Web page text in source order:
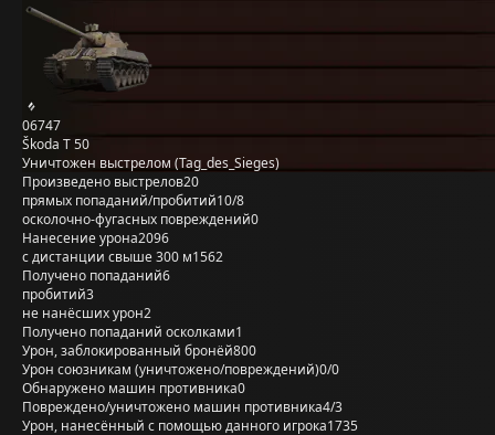
06747
Škoda T 50
Уничтожен выстрелом (Tag_des_Sieges)
Произведено выстрелов20
прямых попаданий/пробитий10/8
осколочно-фугасных повреждений0
Нанесение урона2096
с дистанции свыше 300 м1562
Получено попаданий6
пробитий3
не нанёсших урон2
Получено попаданий осколками1
Урон, заблокированный бронёй800
Урон союзникам (уничтожено/повреждений)0/0
Обнаружено машин противника0
Повреждено/уничтожено машин противника4/3
Урон, нанесённый с помощью данного игрока1735